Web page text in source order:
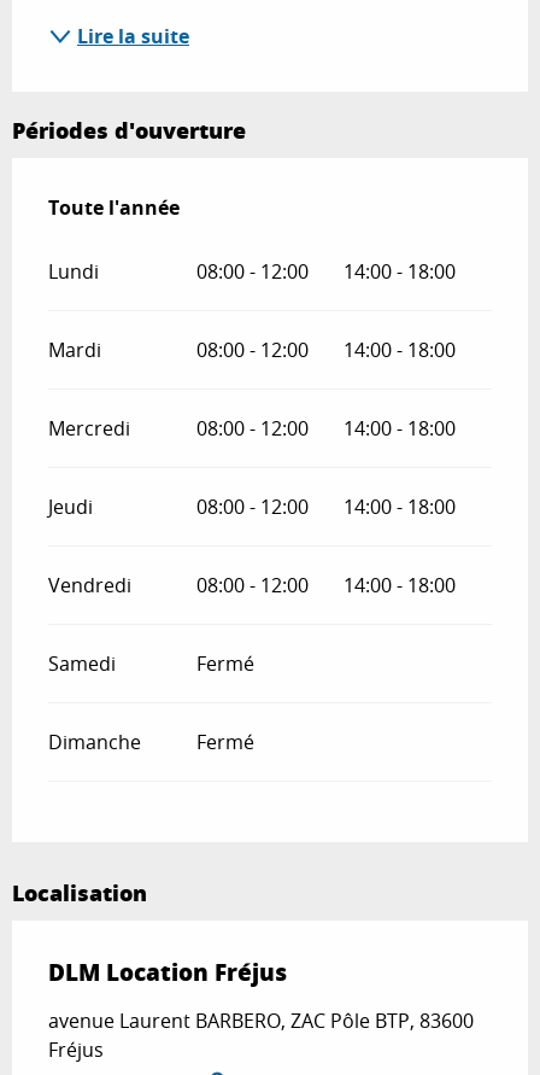
Lire la suite
Périodes d'ouverture
Toute l'année
Toute l'année
Lundi 08:00 - 12:00 14:00 - 18:00
Mardi 08:00 - 12:00 14:00 - 18:00
Mercredi 08:00 - 12:00 14:00 - 18:00
Jeudi 08:00 - 12:00 14:00 - 18:00
Vendredi 08:00 - 12:00 14:00 - 18:00
Samedi Fermé
Dimanche Fermé
Localisation
DLM Location Fréjus
avenue Laurent BARBERO, ZAC Pôle BTP, 83600
Fréjus